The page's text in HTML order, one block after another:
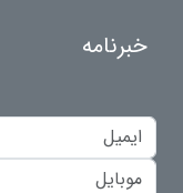
خبرنامه